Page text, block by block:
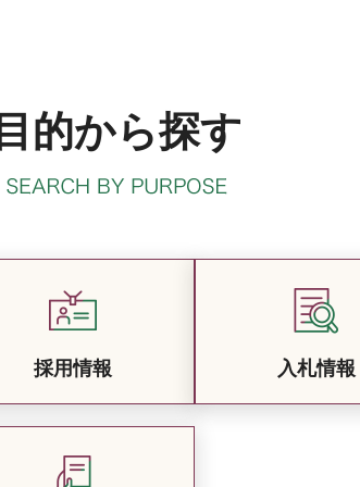
目的から探す
採用情報 入札情報